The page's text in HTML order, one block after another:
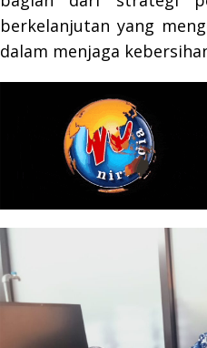
berkelanjutan yang
dalam menjaga